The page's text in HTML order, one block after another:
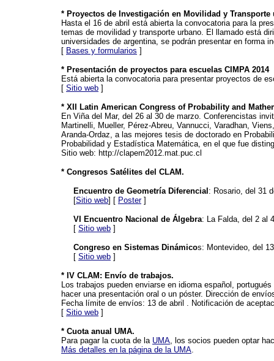
* Proyectos de Investigación en Movilidad y Transporte
Hasta el 16 de abril está abierta la convocatoria para la
temas de movilidad y transporte urbano. El llamado está
universidades de argentina, se podrán presentar en forma
[ Bases y formularios ]
* Presentación de proyectos para escuelas CIMPA 2014
Está abierta la convocatoria para presentar proyectos de
[ Sitio web ]
* XII Latin American Congress of Probability and
En Viña del Mar, del 26 al 30 de marzo. Conferencistas
Martinelli, Mueller, Pérez-Abreu, Vannucci, Varadhan,
Aranda-Ordaz, a las mejores tesis de doctorado en
Probabilidad y Estadística Matemática, en el que fue
Sitio web: http://clapem2012.mat.puc.cl
* Congresos Satélites del CLAM.
Encuentro de Geometría Diferencial : Rosario, del 31
[Sitio web] [ Poster]
VI Encuentro Nacional de Álgebra: La Falda, del 2 al
[ Sitio web ]
Congreso en Sistemas Dinámicos: Montevideo, del
[ Sitio web ]
* IV CLAM: Envío de trabajos.
Los trabajos pueden enviarse en idioma español,
hacer una presentación oral o un póster. Dirección de
Fecha límite de envíos: 13 de abril . Notificación de
[ Sitio web ]
* Cuota anual UMA.
Para pagar la cuota de la UMA, los socios pueden optar
Más detalles en la página de la UMA.